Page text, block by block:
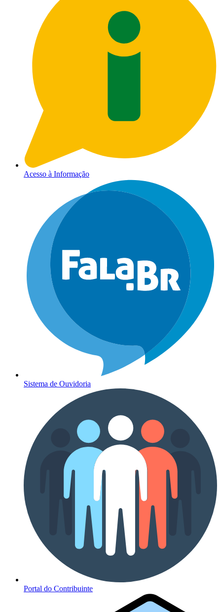
Acesso à Informação
Sistema de Ouvidoria
Portal do Contribuinte